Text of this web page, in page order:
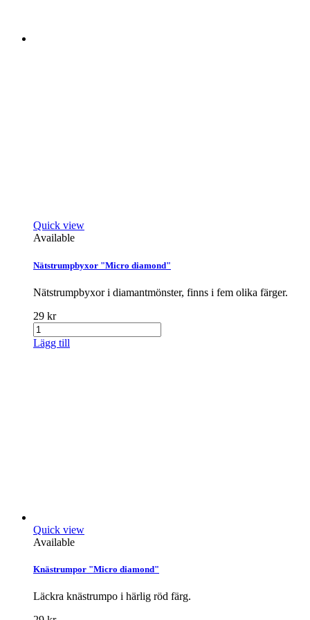
Quick view
Available
Nätstrumpbyxor "Micro diamond"
Nätstrumpbyxor i diamantmönster, finns i fem olika färger.
29 kr
Lägg till
Quick view
Available
Knästrumpor "Micro diamond"
Läckra knästrumpo i härlig röd färg.